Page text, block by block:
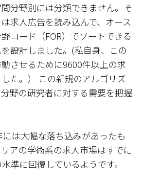
分野別には分類できません。そ
求人広告を読み込んで、オース
コード（FOR）でソートできる
設計しました。(私自身、この
させるために9600件以上の求
た。） この新規のアルゴリズ
野の研究者に対する需要を把握
は大幅な落ち込みがあったも
アの学術系の求人市場はすでに
準に回復しているようです。